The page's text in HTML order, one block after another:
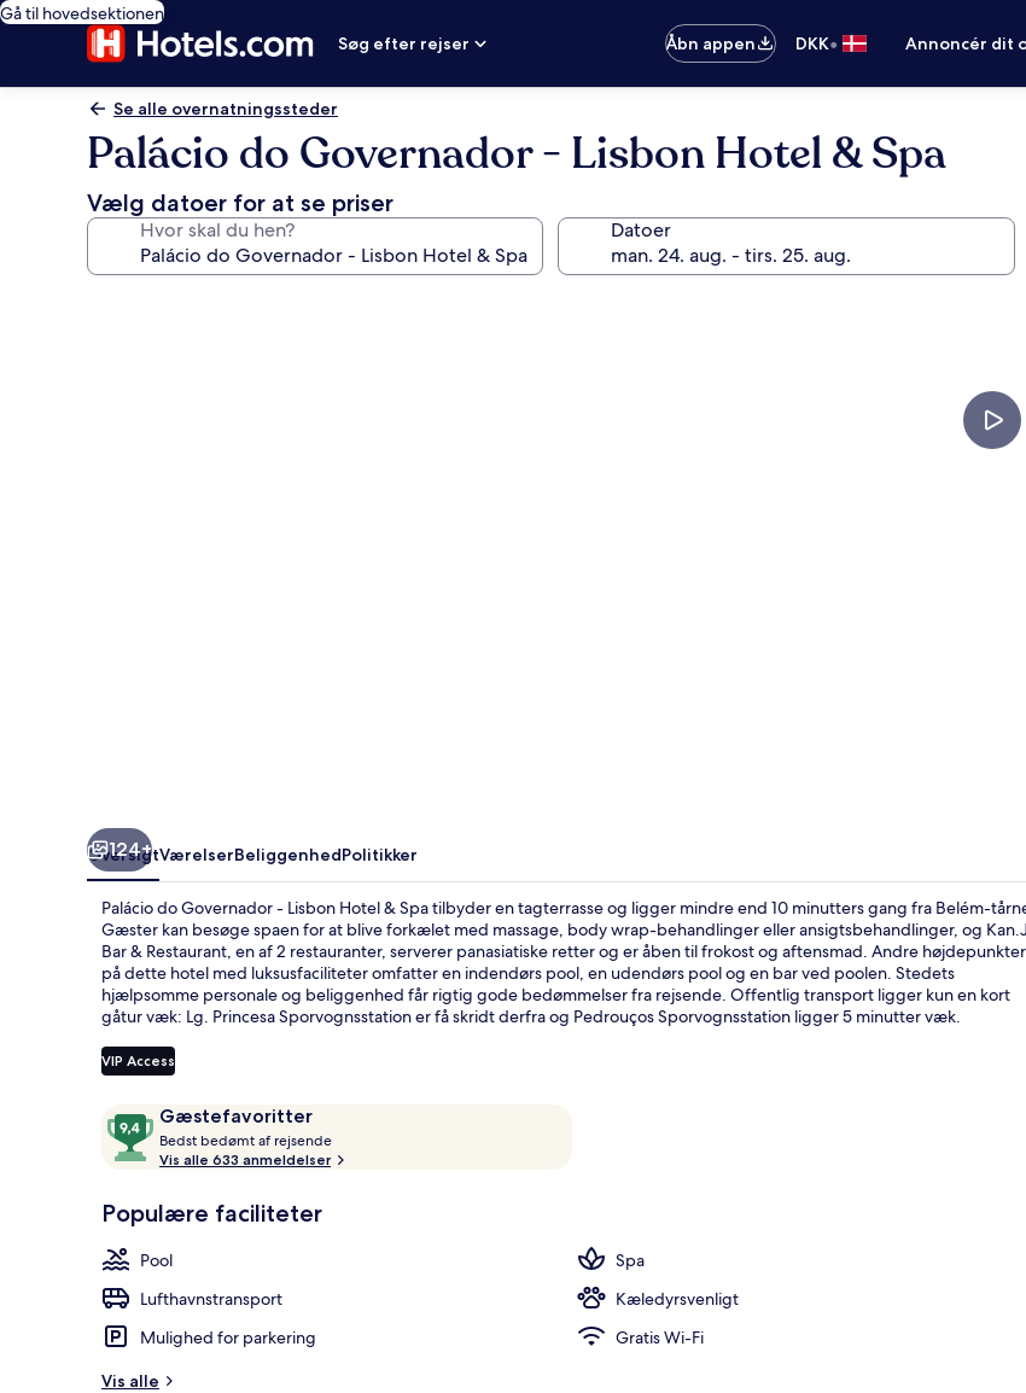
Gå til hovedsektionen
Søg efter rejser
Åbn appen DKK• Annoncér dit
Se alle overnatningssteder
Palácio do Governador - Lisbon Hotel & Spa
Vælg datoer for at se priser
Hvor skal du hen? Datoer
124+
OversigtVærelserBeliggenhedPolitikker
Palácio do Governador - Lisbon Hotel & Spa tilbyder en tagterrasse og ligger mindre end 10 minutters gang fra Belém-
Gæster kan besøge spaen for at blive forkælet med massage, body wrap-behandlinger eller ansigtsbehandlinger, og
Bar & Restaurant, en af 2 restauranter, serverer panasiatiske retter og er åben til frokost og aftensmad. Andre højdepunkter
på dette hotel med luksusfaciliteter omfatter en indendørs pool, en udendørs pool og en bar ved poolen. Stedets
hjælpsomme personale og beliggenhed får rigtig gode bedømmelser fra rejsende. Offentlig transport ligger kun en kort
gåtur væk: Lg. Princesa Sporvognsstation er få skridt derfra og Pedrouços Sporvognsstation ligger 5 minutter væk.
VIP Access
AnmeldelserGæstefavoritter
9,4
ud
af
Gæstefavoritter
Bedst bedømt af rejsende
e
Vis alle 633 anmeldelser
Populære faciliteter
Pool
Spa
Lufthavnstransport
Kæledyrsvenligt
Mulighed for parkering
Gratis Wi-Fi
Vis alle